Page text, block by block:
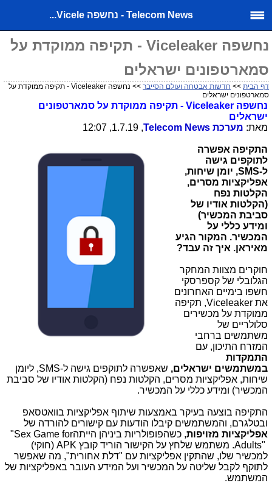
Telecom News - נחשפה Vicele...
נחשפה Viceleaker - תקיפה ממוקדת על
סמארטפונים ישראלים
דף הבית >> חדשות אבטחה ועולם הסייבר
>> נחשפה Viceleaker - תקיפה ממוקדת על
סמארטפונים ישראלים
נחשפה Viceleaker - תקיפה ממוקדת על סמארטפונים
ישראלים
מאת: מערכת Telecom News
, 1.7.19, 12:07
התקיפה אפשרה
לתוקפים גישה
ל-SMS
, יומן שיחות,
אפליקציות מסרים,
הקלטות נפח
(הקלטות אודיו של
סביבת המכשיר)
ומידע כללי על
המכשיר. המקור הגיע
מאיראן. איך זה עבד?
חוקרים מצוות המחקר
הגלובלי של קספרסקי
חשפו בימיים האחרונים
את Viceleaker, תקיפה
ממוקדת על מכשירים
סלולריים של
משתמשים ברחבי
המזרח התיכון, עם
התמקדות
במשתמשים ישראלים, שאפשרה לתוקפים גישה ל-SMS, ליומן
שיחות, אפליקציות מסרים, הקלטות נפח (הקלטות אודיו של סביבת
המכשיר) ומידע כללי על המכשיר.
התקיפה בוצעה בעיקר באמצעות שיתוף אפליקציות בוואטסאפ
ובטלגרם, והמשתמשים קיבלו הודעות עם קישורים להורדה של
אפליקציות מזויפות, כשהפופולריות ביניהן הייתה"Sex Game for
Adults". משתמש שלחץ על הקישור הוריד קובץ APK (חוקי)
למכשיר שלו, שהתקין אפליקציות עם "דלת אחורית", מה שאפשר
לתוקף לקבל שליטה על המכשיר ועל המידע העובר באפליקציות של
המשתמש.